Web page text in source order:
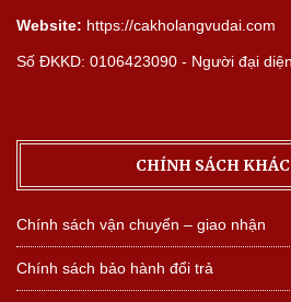
Website: https://cakholangvudai.com
Số ĐKKD: 0106423090 - Người đại
CHÍNH SÁCH
Chính sách vận chuyển – giao nhận
Chính sách bảo hành đổi trả